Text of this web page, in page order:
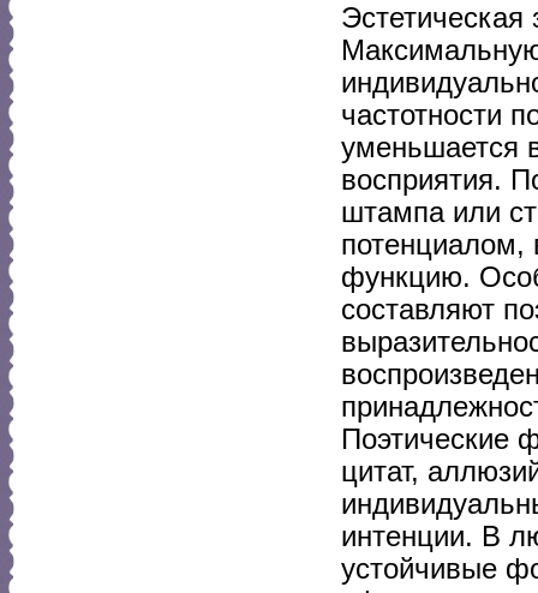
Эстетическая
частотности
уменьшается
восприятия.
штампа или
функцию.
составляют
Поэтические
цитат,
интенции. В
устойчивые